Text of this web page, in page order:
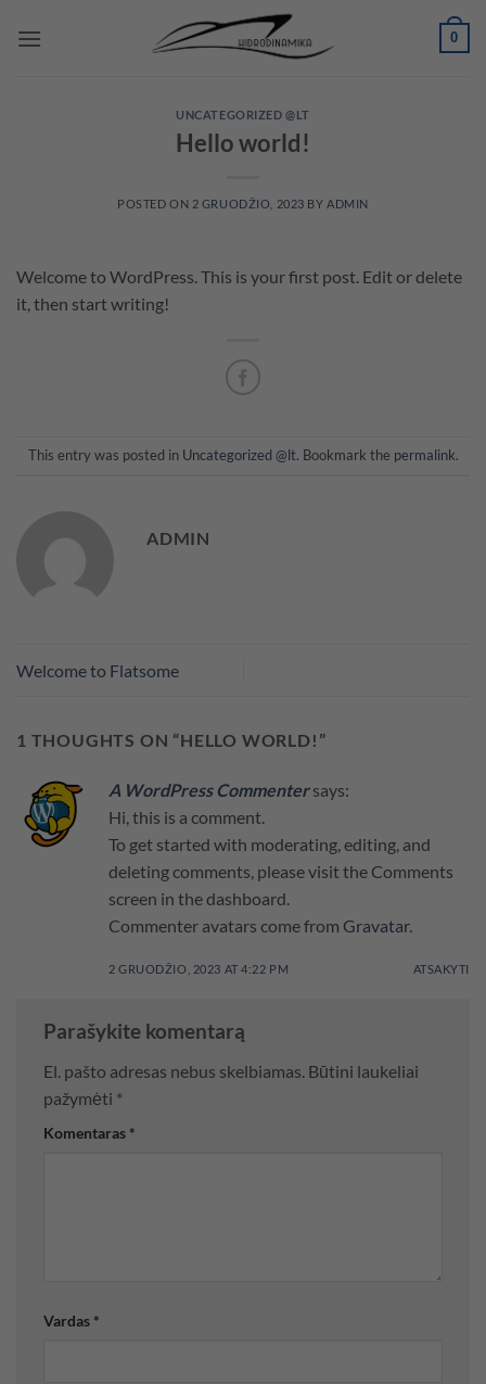
0
UNCATEGORIZED @LT
Hello world!
POSTED ON 2 GRUODŽIO, 2023 BY ADMIN
Welcome to WordPress. This is your first post. Edit or delete
it, then start writing!
This entry was posted in Uncategorized @lt. Bookmark the permalink.
ADMIN
Welcome to Flatsome
1 THOUGHTS ON “HELLO WORLD! ”
A WordPress Commenter says:
Hi, this is a comment.
To get started with moderating, editing, and
deleting comments, please visit the Comments
screen in the dashboard.
Commenter avatars come from Gravatar.
2 GRUODŽIO, 2023 AT 4:22 PM ATSAKYTI
Parašykite komentarą
El. pašto adresas nebus skelbiamas. Būtini laukeliai
pažymėti *
Komentaras *
Vardas *